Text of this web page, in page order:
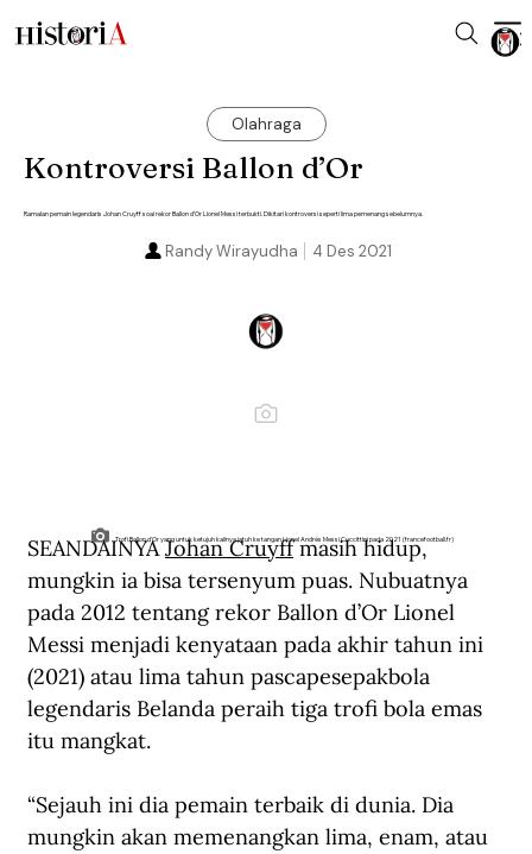
Olahraga
Kontroversi Ballon d’Or
Ramalan pemain legendaris Johan Cruyff soal rekor Ballon d’Or Lionel Messi terbukti. Dikitari kontroversi seperti lima pemenang sebelumnya.
4 Des 2021
Randy Wirayudha
Trofi Ballon d'Or yang untuk ketujuh kalinya jatuh ke tangan Lionel Andrés Messi Cuccittini pada 2021 (francefootball.fr)
SEANDAINYA Johan Cruyff masih hidup,
mungkin ia bisa tersenyum puas. Nubuatnya
pada 2012 tentang rekor Ballon d’Or Lionel
Messi menjadi kenyataan pada akhir tahun ini
(2021) atau lima tahun pascapesepakbola
legendaris Belanda peraih tiga trofi bola emas
itu mangkat.
“Sejauh ini dia pemain terbaik di dunia. Dia
mungkin akan memenangkan lima, enam, atau